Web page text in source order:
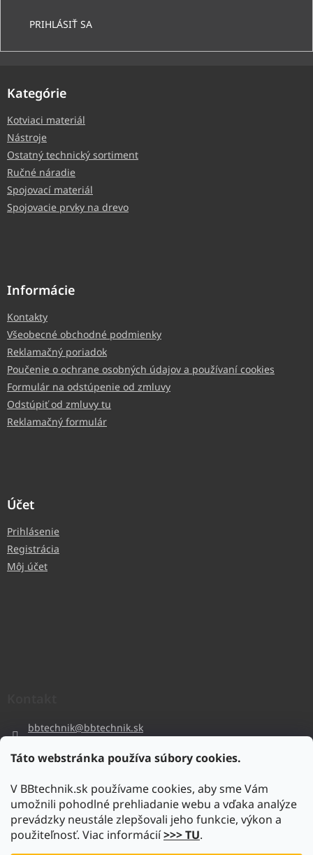
Táto webstránka používa súbory cookies.
V BBtechnik.sk používame cookies, aby sme Vám
umožnili pohodlné prehliadanie webu a vďaka analýze
prevádzky neustále zlepšovali jeho funkcie, výkon a
použiteľnosť. Viac informácií>>> TU.
PRIHLÁSIŤ SA
Kategórie
Kotviaci materiál
Nástroje
Ostatný technický sortiment
Ručné náradie
Spojovací materiál
Spojovacie prvky na drevo
Informácie
Kontakty
Všeobecné obchodné podmienky
Reklamačný poriadok
Poučenie o ochrane osobných údajov a používaní cookies
Formulár na odstúpenie od zmluvy
Odstúpiť od zmluvy tu
Reklamačný formulár
Účet
Prihlásenie
Registrácia
Môj účet
bbtechnik@bbtechnik.sk
bbtechnik
https://www.youtube.com/@bb-techniks.r.o.7746